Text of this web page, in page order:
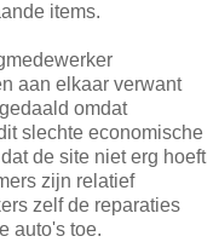
items.
aan elkaar verwant
omdat
slechte economische
de site niet erg hoeft
zijn relatief
zelf de reparaties
auto's toe.